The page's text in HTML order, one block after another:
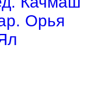
Орья